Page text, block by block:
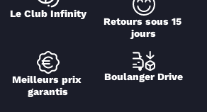
Le Club Infinity
Retours sous 15
jours
Meilleurs prix
garantis
Boulanger Drive